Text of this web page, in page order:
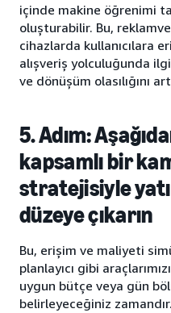
içinde makine öğrenimi
oluşturabilir. Bu,
cihazlarda kullanıcılara
alışveriş yolculuğunda
ve dönüşüm olasılığını
5. Adım:
kapsamlı bir
stratejisiyle
düzeye çıkarın
Bu, erişim ve maliyeti
planlayıcı gibi
uygun bütçe veya gün
belirleyeceğiniz zamandır.